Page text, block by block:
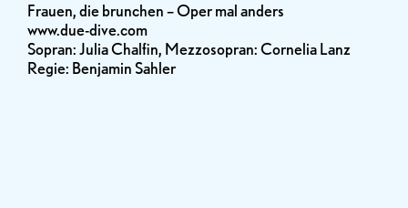
Frauen, die brunchen – Oper mal anders
www.due-dive.com
Sopran: Julia Chalfin, Mezzosopran: Cornelia Lanz
Regie: Benjamin Sahler